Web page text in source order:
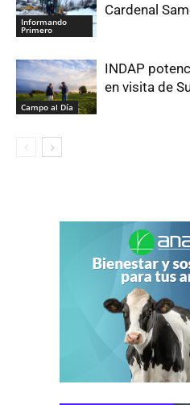
Informando
Primero
Cardenal
Campo al Día
INDAP
en visita de